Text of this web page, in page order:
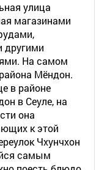
улица
магазинами
другими
На самом
Мёндон.
в районе
в Сеуле, на
она
к этой
Чхунчхон
самым